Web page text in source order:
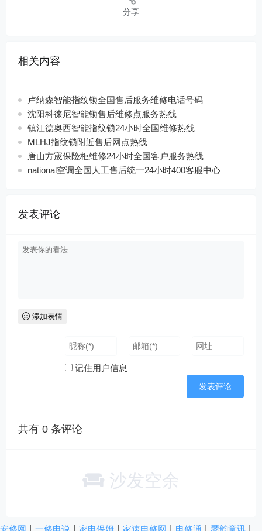
分享
相关内容
卢纳森智能指纹锁全国售后服务维修电话号码
沈阳科徕尼智能锁售后维修点服务热线
镇江德奥西智能指纹锁24小时全国维修热线
MLHJ指纹锁附近售后网点热线
唐山方宬保险柜维修24小时全国客户服务热线
national空调全国人工售后统一24小时400客服中心
发表评论
添加表情
记住用户信息
共有0 条评论
沙发空余
安修网 一修电说 家电保姆 家速电修网 电修通 琴韵章讯